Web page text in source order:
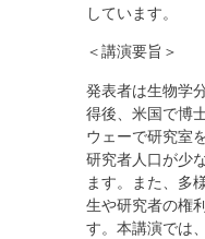
しています。
＜講演要旨＞
発表者は生物学
得後、米国で博
ウェーで研究室
研究者人口が少
ます。また、多
生や研究者の権
す。本講演では